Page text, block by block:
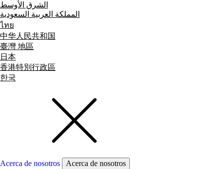
الشرق الأوسط
المملكة العربية السعودية
ไทย
中华人民共和国
臺灣 地區
日本
香港特別行政區
한국
Acerca de nosotros
Acerca de nosotros